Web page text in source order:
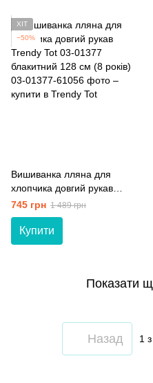
ХІТ
−50%
Вишиванка лляна для
хлопчика довгий рукав
Trendy Tot 03-01377
блакитний 128 см (8 років)
745 грн 1 489 грн
Купити
Показати
Назад 1